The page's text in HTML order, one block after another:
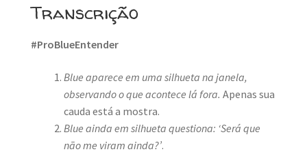
Transcrição
#ProBlueEntender
Blue aparece em uma silhueta na janela,
observando o que acontece lá fora. Apenas sua
cauda está a mostra.
Blue ainda em silhueta questiona: ‘Será que
não me viram ainda?’.